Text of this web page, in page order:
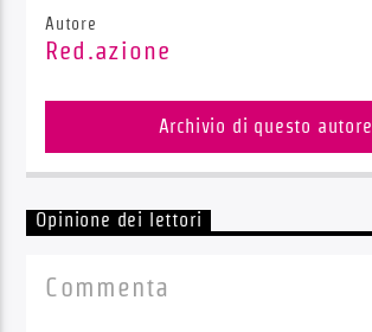
Autore
Red.azione
Archivio di questo autore
Opinione dei lettori
Commenta